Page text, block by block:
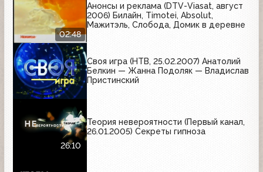
02:48
Анонсы и реклама (DTV-Viasat, август
2006) Билайн, Timotei, Absolut,
Мажитэль, Слобода, Домик в деревне
Своя игра (НТВ, 25.02.2007) Анатолий
Белкин — Жанна Подоляк — Владислав
Пристинский
26:10
Теория невероятности (Первый канал,
26.01.2005) Секреты гипноза